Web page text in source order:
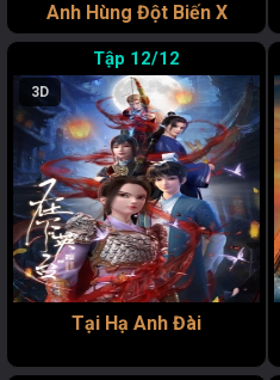
Anh Hùng Đột Biến X
12/12
3D
Tại Hạ Anh Đài